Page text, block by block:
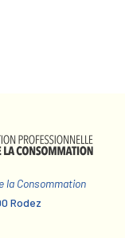
la Consommation
Rodez